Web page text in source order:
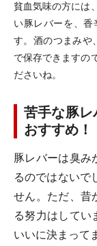
貧血気味の方には
い豚レバーを、
す。酒のつまみや
で保存できますの
ださいね。
苦手な豚
おすすめ！
豚レバーは臭み
るのではないで
せん。ただ、昔
る努力はしてい
いいに決まって